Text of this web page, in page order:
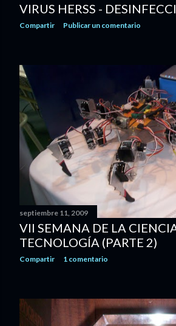
VIRUS HERSS -
Compartir Publicar un comentario
septiembre 11, 2009
VII SEMANA DE LA
TECNOLOGÍA (PARTE 2)
Compartir 1 comentario